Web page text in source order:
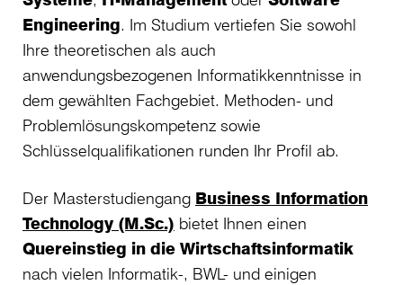
Engineering. Im Studium vertiefen Sie sowohl
Ihre theoretischen als auch
anwendungsbezogenen Informatikkenntnisse in
dem gewählten Fachgebiet. Methoden- und
Problemlösungskompetenz sowie
Schlüsselqualifikationen runden Ihr Profil ab.
Der Masterstudiengang Business Information
Technology (M.Sc.) bietet Ihnen einen
Quereinstieg in die Wirtschaftsinformatik
nach vielen Informatik-, BWL- und einigen